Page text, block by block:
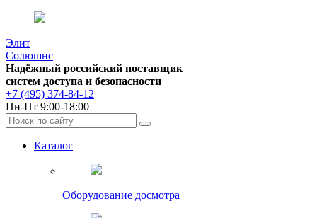
Элит
Солюшнс
Надёжный российский поставщик
систем доступа и безопасности
+7 (495) 374-84-12
Пн-Пт 9:00-18:00
Каталог
Оборудование досмотра